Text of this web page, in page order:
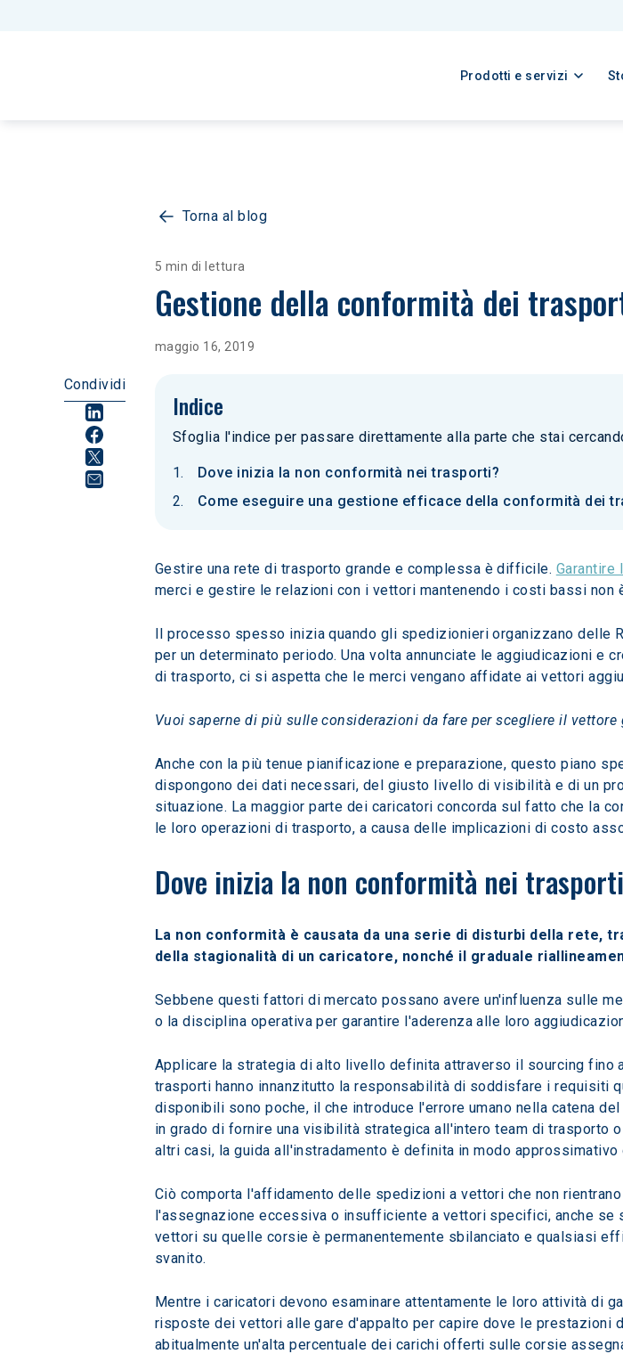
Prodotti e servizi
Torna al blog
5 min di lettura
Gestione della conformità dei
maggio 16, 2019
Condividi
Indice
Sfoglia l'indice per passare direttamente alla parte che stai
Dove inizia la non conformità nei trasporti?
Come eseguire una gestione efficace della conformità dei
Gestire una rete di trasporto grande e complessa è difficile. Garantire
merci e gestire le relazioni con i vettori mantenendo i costi bassi non
Il processo spesso inizia quando gli spedizionieri organizzano delle
per un determinato periodo. Una volta annunciate le aggiudicazioni e
di trasporto, ci si aspetta che le merci vengano affidate ai vettori
Vuoi saperne di più sulle considerazioni da fare per scegliere il vettore
Anche con la più tenue pianificazione e preparazione, questo piano
dispongono dei dati necessari, del giusto livello di visibilità e di un
situazione. La maggior parte dei caricatori concorda sul fatto che la
le loro operazioni di trasporto, a causa delle implicazioni di costo
Dove inizia la non conformità nei
La non conformità è causata da una serie di disturbi della rete,
della stagionalità di un caricatore, nonché il graduale
Sebbene questi fattori di mercato possano avere un'influenza sulle
o la disciplina operativa per garantire l'aderenza alle loro
Applicare la strategia di alto livello definita attraverso il sourcing
trasporti hanno innanzitutto la responsabilità di soddisfare i requisiti
disponibili sono poche, il che introduce l'errore umano nella catena
in grado di fornire una visibilità strategica all'intero team di trasporto
altri casi, la guida all'instradamento è definita in modo
Ciò comporta l'affidamento delle spedizioni a vettori che non
l'assegnazione eccessiva o insufficiente a vettori specifici, anche
vettori su quelle corsie è permanentemente sbilanciato e qualsiasi
svanito.
Mentre i caricatori devono esaminare attentamente le loro attività di
risposte dei vettori alle gare d'appalto per capire dove le prestazioni
abitualmente un'alta percentuale dei carichi offerti sulle corsie